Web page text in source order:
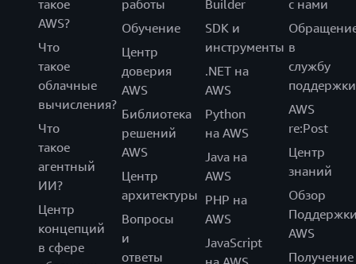
такое
AWS?
Что
такое
облачные
вычисления?
Что
такое
агентный
ИИ?
Центр
концепций
в сфере
работы
Обучение
Центр
доверия
AWS
Библиотека
решений
AWS
Центр
архитектуры
Вопросы
и
ответы
Builder
SDK и
инструменты
.NET на
AWS
Python
на AWS
Java на
AWS
PHP на
AWS
JavaScript
с нами
в
службу
поддержки
AWS
re:Post
Центр
знаний
Обзор
AWS
Получение